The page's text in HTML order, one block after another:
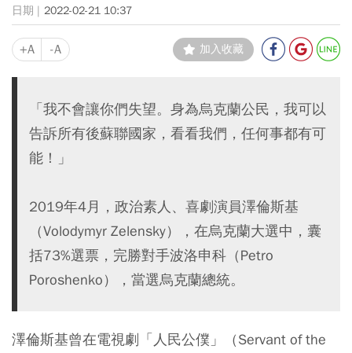
2022-02-21 10:37
+A -A 加入收藏
「我不會讓你們失望。身為烏克蘭公民，我可以
告訴所有後蘇聯國家，看看我們，任何事都有可
能！」
2019年4月，政治素人、喜劇演員澤倫斯基
（Volodymyr Zelensky），在烏克蘭大選中，囊
括73%選票，完勝對手波洛申科（Petro
Poroshenko），當選烏克蘭總統。
澤倫斯基曾在電視劇「人民公僕」（Servant of the